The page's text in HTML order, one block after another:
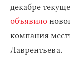
декабре
объявило
компания
Лаврентьева.